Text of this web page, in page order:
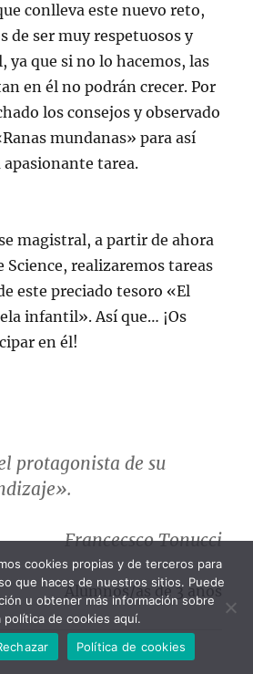
conlleva este nuevo reto,
de ser muy respetuosos y
ya que si no lo hacemos, las
en él no podrán crecer. Por
los consejos y observado
mundanas» para así
apasionante tarea.
magistral, a partir de ahora
Science, realizaremos tareas
este preciado tesoro «El
infantil». Así que… ¡Os
en él!
protagonista de su
Francecsco Tonucci
Alumnos/as de 3 años
cookies propias y de terceros para
que haces de nuestros sitios. Puede
u obtener más información sobre
política de cookies aquí.
Política de cookies